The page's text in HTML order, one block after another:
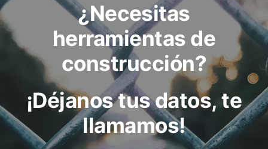
¿Necesitas
herramientas de
construcción?
¡Déjanos tus datos, te
llamamos!